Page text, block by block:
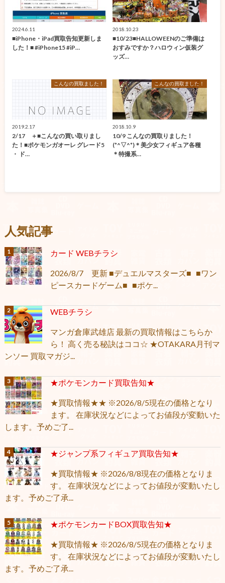
2024.6.11
■iPhone・iPad買取告知更新しま
した！■ #iPhone15 #iP…
2018.10.23
■10/23■HALLOWEENのご準備は
おすみですか？ハロウィン仮装グ
ッズ…
こんなの買取ました！
2019.2.17
2/17 ＋■こんなの買い取りまし
た！■ポケモンガオーレ グレード5
・ ド…
こんなの買取ました！
2018.10.9
10/9 こんなの買取りました！
(*^▽^*)＊美少女フィギュア各種
＊特撮系…
人気記事
カード WEBチラシ
2026/8/7 更新 ■デュエルマスターズ■ ■ワン
ピースカードゲーム■ ■ポケ...
WEBチラシ
マンガ倉庫武雄店 最新の買取情報はこちらか
ら！ 高く売る秘訣はココ☆ ★OTAKARA月刊マ
ンソー 買取マガジ...
★ポケモンカード買取告知★
★買取情報★★ ※2026/8/5現在の価格となり
ます。 在庫状況などによってお値段が変動いた
します。予めご了...
★ジャンプ系フィギュア買取告知★
★買取情報★ ※2026/8/8現在の価格となりま
す。 在庫状況などによってお値段が変動いたし
ます。予めご了承...
★ポケモンカードBOX買取告知★
★買取情報★ ※2026/8/5現在の価格となりま
す。 在庫状況などによってお値段が変動いたし
ます。予めご了承...